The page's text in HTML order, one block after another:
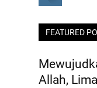
FEATURED
Allah,